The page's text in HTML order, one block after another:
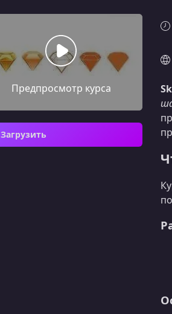
Предпросмотр курса
Загрузить